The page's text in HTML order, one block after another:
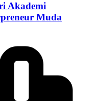
Akademi
Muda